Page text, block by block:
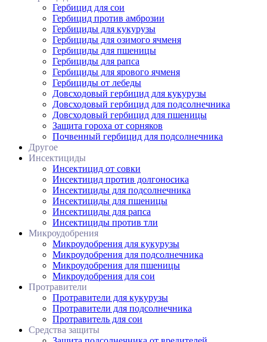
Гербицид для сои
Гербицид против амброзии
Гербициды для кукурузы
Гербициды для озимого ячменя
Гербициды для пшеницы
Гербициды для рапса
Гербициды для ярового ячменя
Гербициды от лебеды
Довсходовый гербицид для кукурузы
Довсходовый гербицид для подсолнечника
Довсходовый гербицид для пшеницы
Защита гороха от сорняков
Почвенный гербицид для подсолнечника
Другое
Инсектициды
Инсектицид от совки
Инсектицид против долгоносика
Инсектициды для подсолнечника
Инсектициды для пшеницы
Инсектициды для рапса
Инсектициды против тли
Микроудобрения
Микроудобрения для кукурузы
Микроудобрения для подсолнечника
Микроудобрения для пшеницы
Микроудобрения для сои
Протравители
Протравители для кукурузы
Протравители для подсолнечника
Протравитель для сои
Средства защиты